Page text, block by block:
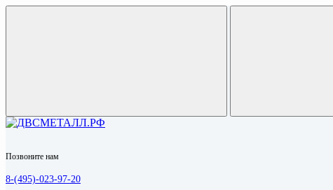
Позвоните нам
8-(495)-023-97-20